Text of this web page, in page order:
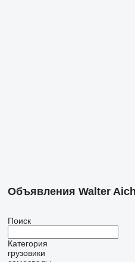
Объявления Walter
Поиск
Категория
грузовики